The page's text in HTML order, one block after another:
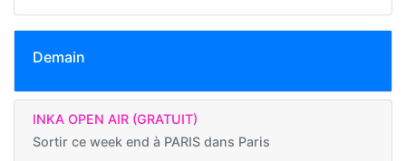
Demain
INKA OPEN AIR (GRATUIT)
Sortir ce week end à PARIS dans Paris